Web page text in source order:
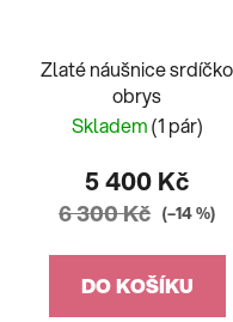
Zlaté náušnice srdíčko
obrys
Skladem(1 pár)
5 400 Kč
6 300 Kč (–14 %)
DO KOŠÍKU